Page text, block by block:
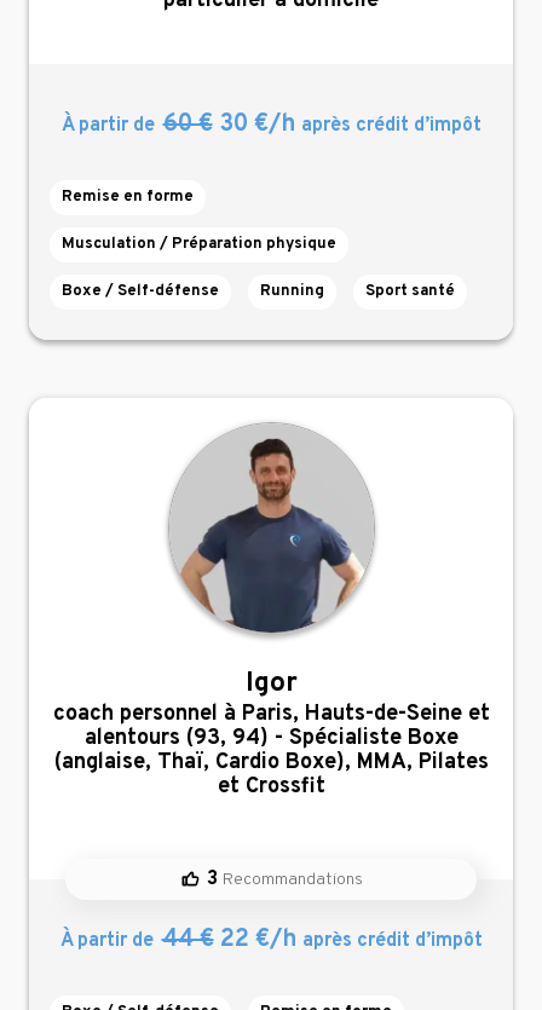
À partir de 60 €30 €/h après crédit d’impôt
Remise en forme
Musculation / Préparation physique
Boxe / Self-défense Running Sport santé
Igor
,
coach personnel à Paris, Hauts-de-Seine et
alentours (93, 94) - Spécialiste Boxe
(anglaise, Thaï, Cardio Boxe), MMA, Pilates
et Crossfit
3 Recommandations
À partir de 44 €22 €/h après crédit d’impôt